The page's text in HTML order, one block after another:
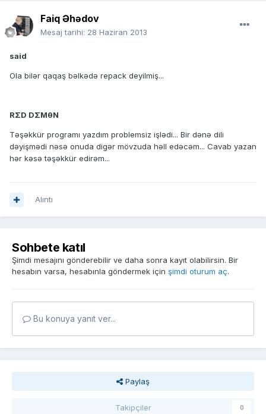
Faiq Əhədov
Mesaj tarihi: 28 Haziran 2013
said
Ola bilər qaqaş bəlkədə repack deyilmiş...
RΣD DΣMθN
Təşəkkür programı yazdım problemsiz işlədi... Bir dənə dili
dəyişmədi nəsə onuda digər mövzuda həll edəcəm... Cavab yazan
hər kəsə təşəkkür edirəm...
Alıntı
Sohbete katıl
Şimdi mesajını gönderebilir ve daha sonra kayıt olabilirsin. Bir
hesabın varsa, hesabınla göndermek için şimdi oturum aç.
Bu konuya yanıt ver...
Paylaş
Takipçiler 0